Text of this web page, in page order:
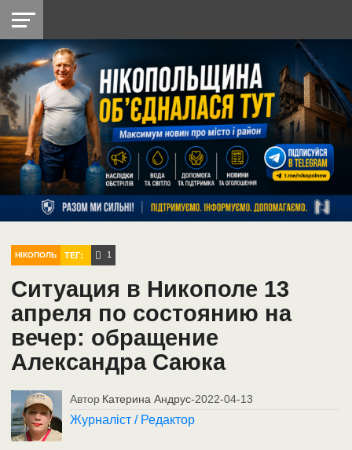
НІКОПОЛЬ
РАЙОН
СІЧЕСЛАВСЬКА
УКРАЇНА
РЕТРО
НІКОПОЛЬ
ЛАЙТ
УКРАЇНА
ДОПОМОГА
РАДІО
НІКОПОЛЬ ТЕГ: 1
Ситуация в Никополе 13
апреля по состоянию на
вечер: обращение
Александра Саюка
Автор Катерина Андрус-2022-04-13
Журналіст / Редактор